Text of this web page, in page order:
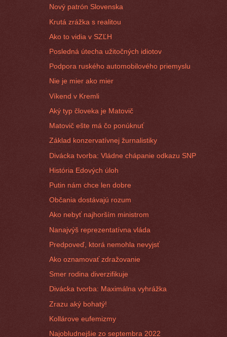
Nový patrón Slovenska
Krutá zrážka s realitou
Ako to vidia v SZĽH
Posledná útecha užitočných idiotov
Podpora ruského automobilového priemyslu
Nie je mier ako mier
Víkend v Kremli
Aký typ človeka je Matovič
Matovič ešte má čo ponúknuť
Základ konzervatívnej žurnalistiky
Divácka tvorba: Vládne chápanie odkazu SNP
História Edových úloh
Putin nám chce len dobre
Občania dostávajú rozum
Ako nebyť najhorším ministrom
Nanajvýš reprezentatívna vláda
Predpoveď, ktorá nemohla nevyjsť
Ako oznamovať zdražovanie
Smer rodina diverzifikuje
Divácka tvorba: Maximálna vyhrážka
Zrazu aký bohatý!
Kollárove eufemizmy
Najobludnejšie zo septembra 2022